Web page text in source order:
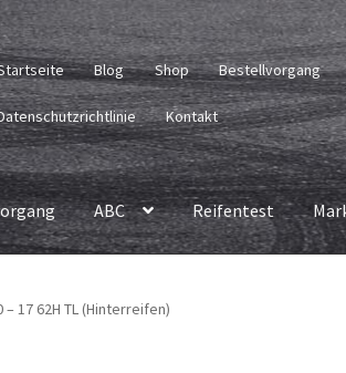
Blog Shop Bestellvorgang
Kontakt
ABC Reifentest
– 17 62H TL (Hinterreifen)